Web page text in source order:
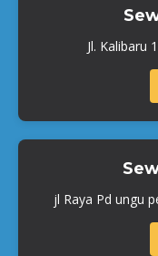
Jl. Kalibaru
jl Raya Pd ungu